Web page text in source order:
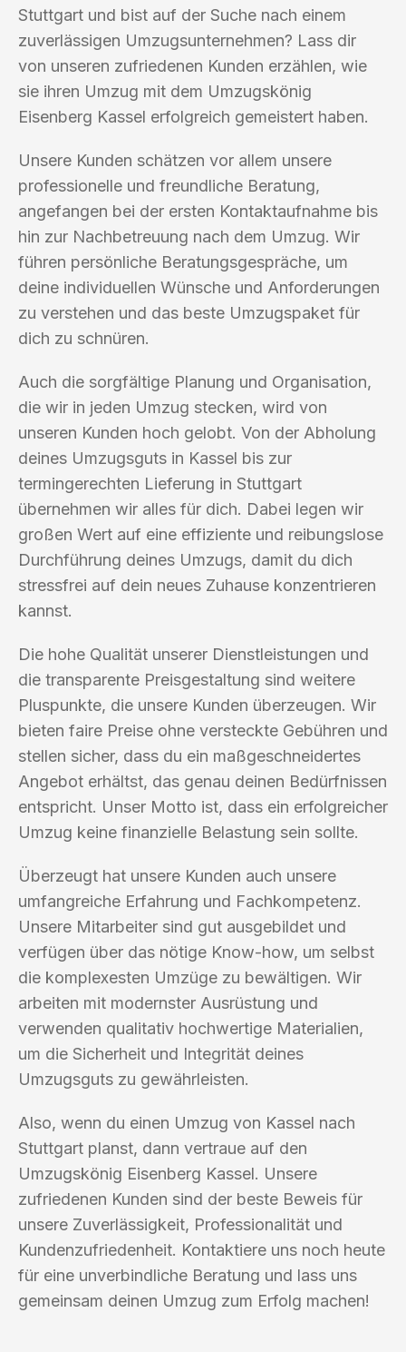
Stuttgart und bist auf der Suche nach einem
zuverlässigen Umzugsunternehmen? Lass dir
von unseren zufriedenen Kunden erzählen, wie
sie ihren Umzug mit dem Umzugskönig
Eisenberg Kassel erfolgreich gemeistert haben.
Unsere Kunden schätzen vor allem unsere
professionelle und freundliche Beratung,
angefangen bei der ersten Kontaktaufnahme bis
hin zur Nachbetreuung nach dem Umzug. Wir
führen persönliche Beratungsgespräche, um
deine individuellen Wünsche und Anforderungen
zu verstehen und das beste Umzugspaket für
dich zu schnüren.
Auch die sorgfältige Planung und Organisation,
die wir in jeden Umzug stecken, wird von
unseren Kunden hoch gelobt. Von der Abholung
deines Umzugsguts in Kassel bis zur
termingerechten Lieferung in Stuttgart
übernehmen wir alles für dich. Dabei legen wir
großen Wert auf eine effiziente und reibungslose
Durchführung deines Umzugs, damit du dich
stressfrei auf dein neues Zuhause konzentrieren
kannst.
Die hohe Qualität unserer Dienstleistungen und
die transparente Preisgestaltung sind weitere
Pluspunkte, die unsere Kunden überzeugen. Wir
bieten faire Preise ohne versteckte Gebühren und
stellen sicher, dass du ein maßgeschneidertes
Angebot erhältst, das genau deinen Bedürfnissen
entspricht. Unser Motto ist, dass ein erfolgreicher
Umzug keine finanzielle Belastung sein sollte.
Überzeugt hat unsere Kunden auch unsere
umfangreiche Erfahrung und Fachkompetenz.
Unsere Mitarbeiter sind gut ausgebildet und
verfügen über das nötige Know-how, um selbst
die komplexesten Umzüge zu bewältigen. Wir
arbeiten mit modernster Ausrüstung und
verwenden qualitativ hochwertige Materialien,
um die Sicherheit und Integrität deines
Umzugsguts zu gewährleisten.
Also, wenn du einen Umzug von Kassel nach
Stuttgart planst, dann vertraue auf den
Umzugskönig Eisenberg Kassel. Unsere
zufriedenen Kunden sind der beste Beweis für
unsere Zuverlässigkeit, Professionalität und
Kundenzufriedenheit. Kontaktiere uns noch heute
für eine unverbindliche Beratung und lass uns
gemeinsam deinen Umzug zum Erfolg machen!